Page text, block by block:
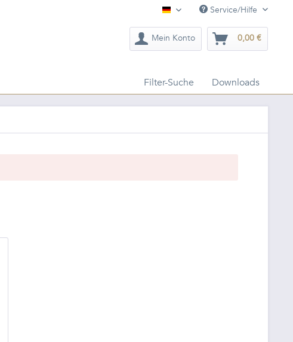
Deutsch Service/Hilfe
Mein Konto 0,00 €
Filter-Suche Downloads